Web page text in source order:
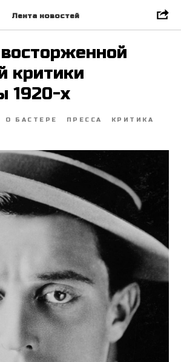
Лента новостей
критики
1920-х
О БАСТЕРЕ ПРЕССА КРИТИКА